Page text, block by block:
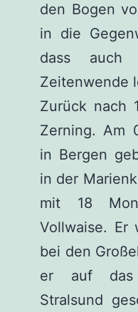
den Bogen
in die
dass auch
Zeitenwende
Zurück nach
Zerning. Am
in Bergen
in der
mit 18
Vollwaise. Er
bei den
er auf das
Stralsund